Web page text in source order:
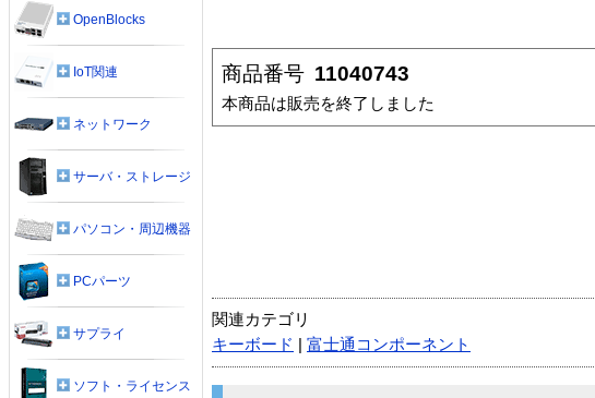
商品番号 11040743
本商品は販売を終了しました
関連カテゴリ
キーボード
富士通コンポーネント
OpenBlocks
IoT関連
ネットワーク
サーバ・ストレージ
パソコン・周辺機器
PCパーツ
サプライ
ソフト・ライセンス